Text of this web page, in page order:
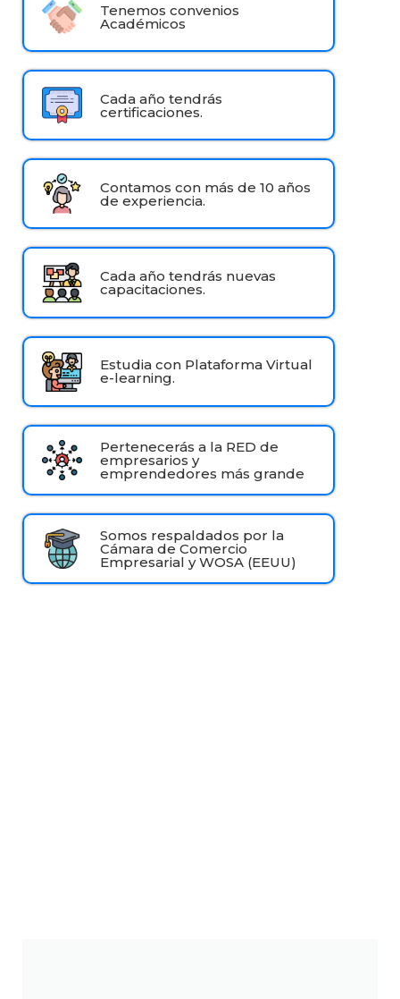
Tenemos convenios
Académicos
Cada año tendrás
certificaciones.
Contamos con más de 10 años
de experiencia.
Cada año tendrás nuevas
capacitaciones.
Estudia con Plataforma Virtual
e-learning.
Pertenecerás a la RED de
empresarios y
emprendedores más grande
Somos respaldados por la
Cámara de Comercio
Empresarial y WOSA (EEUU)